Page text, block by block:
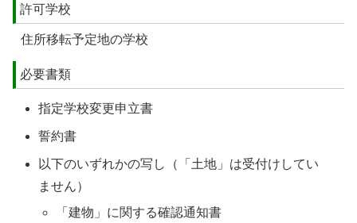
許可学校
住所移転予定地の学校
必要書類
指定学校変更申立書
誓約書
以下のいずれかの写し（「土地」は受付けしてい
ません）
「建物」に関する確認通知書